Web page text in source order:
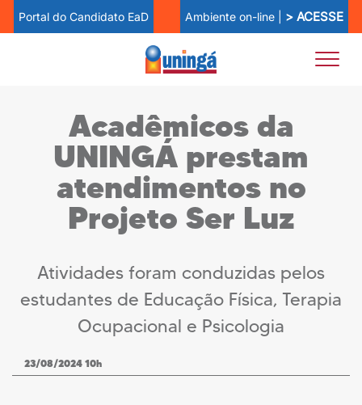
Portal do Candidato EaD Ambiente on-line | > ACESSE
Acadêmicos da
UNINGÁ prestam
atendimentos no
Projeto Ser Luz
Atividades foram conduzidas pelos
estudantes de Educação Física, Terapia
Ocupacional e Psicologia
23/08/2024 10h